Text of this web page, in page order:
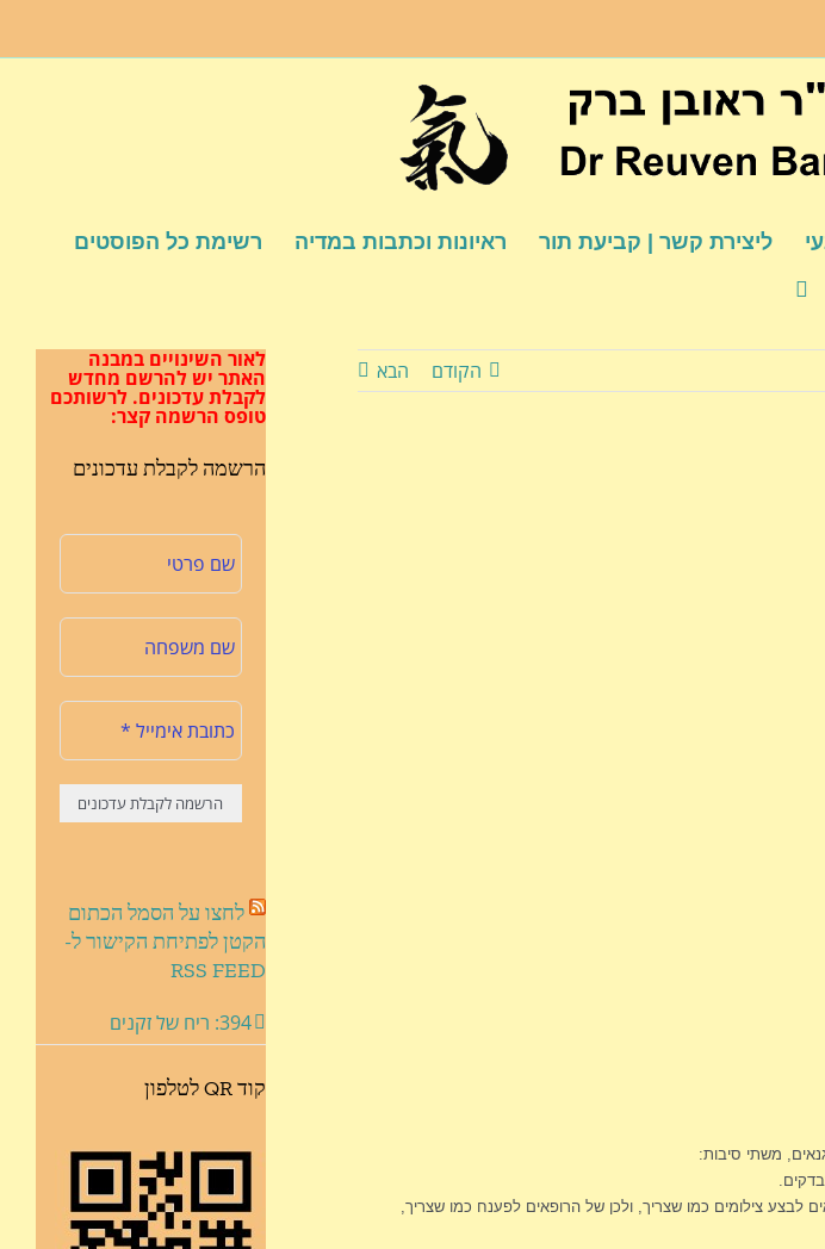
ליצירת קשר | קביעת תור ראיונות וכתבות במדיה רשימת כל הפוסטים
הקודם הבא
משתי סיבות:
לבצע צילומים כמו שצריך, ולכן של הרופאים לפענח כמו שצריך,
לאור השינויים במבנה
האתר יש להרשם מחדש
לקבלת עדכונים. לרשותכם
טופס הרשמה קצר:
הרשמה לקבלת עדכונים
לחצו על הסמל הכתום
הקטן לפתיחת הקישור ל-
RSS FEED
394: ריח של זקנים
קוד QR לטלפון